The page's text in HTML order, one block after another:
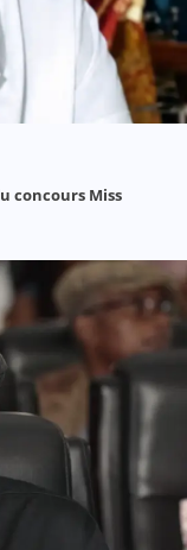
concours Miss